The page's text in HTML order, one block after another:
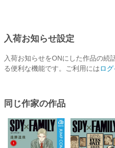
入荷お知らせ設定
入荷お知らせをONにした作品の続
る便利な機能です。ご利用にはロ
同じ作家の作品